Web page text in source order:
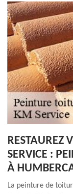
RESTAUREZ
SERVICE :
À
La peinture de